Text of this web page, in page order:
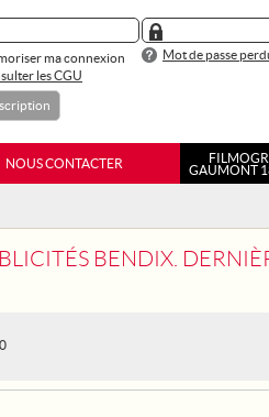
ma connexion
Mot de passe
les CGU
NOUS CONTACTER
GAUMONT
BENDIX.